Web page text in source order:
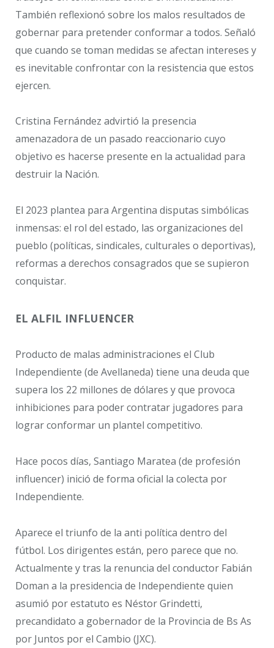
También reflexionó sobre los malos resultados de
gobernar para pretender conformar a todos. Señaló
que cuando se toman medidas se afectan intereses y
es inevitable confrontar con la resistencia que estos
ejercen.
Cristina Fernández advirtió la presencia
amenazadora de un pasado reaccionario cuyo
objetivo es hacerse presente en la actualidad para
destruir la Nación.
El 2023 plantea para Argentina disputas simbólicas
inmensas: el rol del estado, las organizaciones del
pueblo (políticas, sindicales, culturales o deportivas),
reformas a derechos consagrados que se supieron
conquistar.
EL ALFIL INFLUENCER
Producto de malas administraciones el Club
Independiente (de Avellaneda) tiene una deuda que
supera los 22 millones de dólares y que provoca
inhibiciones para poder contratar jugadores para
lograr conformar un plantel competitivo.
Hace pocos días, Santiago Maratea (de profesión
influencer) inició de forma oficial la colecta por
Independiente.
Aparece el triunfo de la anti política dentro del
fútbol. Los dirigentes están, pero parece que no.
Actualmente y tras la renuncia del conductor Fabián
Doman a la presidencia de Independiente quien
asumió por estatuto es Néstor Grindetti,
precandidato a gobernador de la Provincia de Bs As
por Juntos por el Cambio (JXC).